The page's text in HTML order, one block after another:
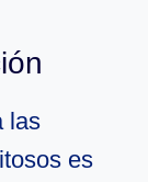
las
es